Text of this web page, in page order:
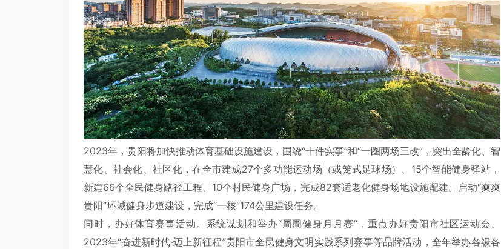
2023年，贵阳将加快推动体育基础设施建设，围绕“十件实事”和“一圈两场三改”，突出全龄化、智
慧化、社会化、社区化，在全市建成27个多功能运动场（或笼式足球场）、15个智能健身驿站，
新建66个全民健身路径工程、10个村民健身广场，完成82套适老化健身场地设施配建。启动“爽爽
贵阳”环城健身步道建设，完成“一核”174公里建设任务。
同时，办好体育赛事活动。系统谋划和举办“周周健身月月赛”，重点办好贵阳市社区运动会、
2023年“奋进新时代·迈上新征程”贵阳市全民健身文明实践系列赛事等品牌活动，全年举办各级各